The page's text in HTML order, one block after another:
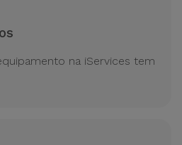
na iServices tem